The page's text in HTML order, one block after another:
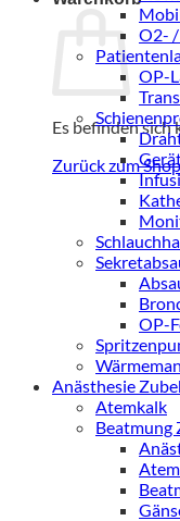
Es befinden
Zurück zum Shop
O2-
OP-
OP-
Anästhesie
Atemkalk
Beatmung